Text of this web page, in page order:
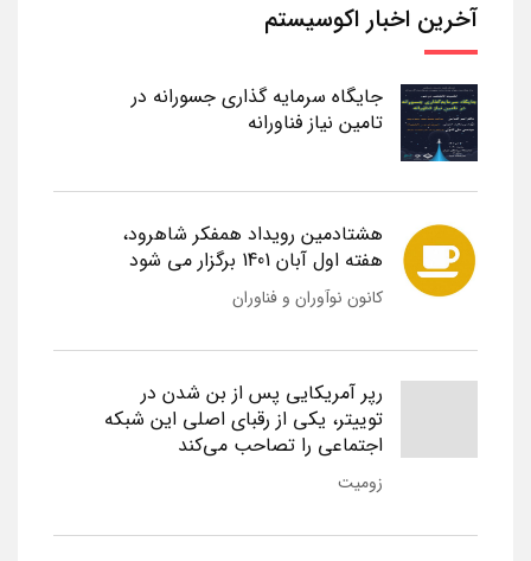
آخرین اخبار اکوسیستم
جایگاه سرمایه گذاری جسورانه در
تامین نیاز فناورانه
هشتادمین رویداد همفکر شاهرود،
هفته اول آبان 1401 برگزار می شود
کانون نوآوران و فناوران
رپر آمریکایی پس از بن شدن در
توییتر، یکی از رقبای اصلی این شبکه
اجتماعی را تصاحب می‌کند
زومیت